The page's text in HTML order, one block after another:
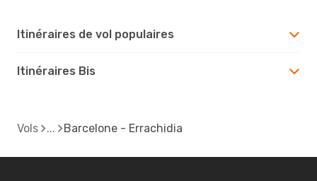
Itinéraires de vol populaires
Itinéraires Bis
Vols Barcelone - Errachidia